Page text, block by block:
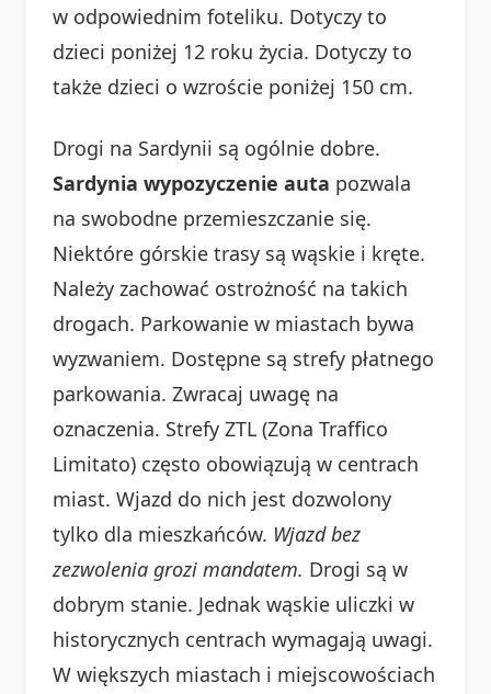
w odpowiednim foteliku. Dotyczy to
dzieci poniżej 12 roku życia. Dotyczy to
także dzieci o wzroście poniżej 150 cm.
Drogi na Sardynii są ogólnie dobre.
Sardynia wypozyczenie auta pozwala
na swobodne przemieszczanie się.
Niektóre górskie trasy są wąskie i kręte.
Należy zachować ostrożność na takich
drogach. Parkowanie w miastach bywa
wyzwaniem. Dostępne są strefy płatnego
parkowania. Zwracaj uwagę na
oznaczenia. Strefy ZTL (Zona Traffico
Limitato) często obowiązują w centrach
miast. Wjazd do nich jest dozwolony
tylko dla mieszkańców. Wjazd bez
zezwolenia grozi mandatem. Drogi są w
dobrym stanie. Jednak wąskie uliczki w
historycznych centrach wymagają uwagi.
W większych miastach i miejscowościach